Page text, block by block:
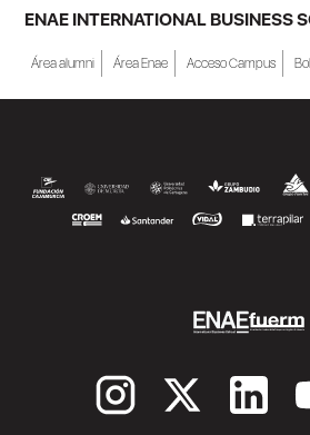
becas de estudio parciales
de al menos una beca...
ENAE INTERNATIONAL BUSINESS
Área alumni Área Enae Acceso Campus